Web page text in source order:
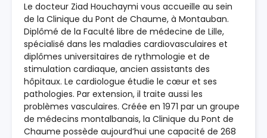
Le docteur Ziad Houchaymi vous accueille au sein
de la Clinique du Pont de Chaume, à Montauban.
Diplômé de la Faculté libre de médecine de Lille,
spécialisé dans les maladies cardiovasculaires et
diplômes universitaires de rythmologie et de
stimulation cardiaque, ancien assistants des
hôpitaux. Le cardiologue étudie le cœur et ses
pathologies. Par extension, il traite aussi les
problèmes vasculaires. Créée en 1971 par un groupe
de médecins montalbanais, la Clinique du Pont de
Chaume possède aujourd’hui une capacité de 268